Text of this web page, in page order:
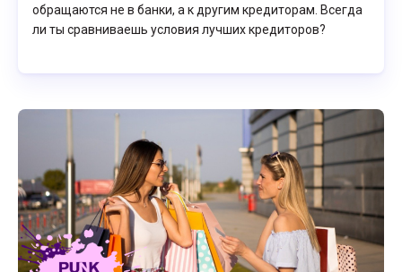
обращаются не в банки, а к другим кредиторам. Всегда
ли ты сравниваешь условия лучших кредиторов?